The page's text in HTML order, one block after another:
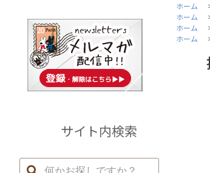
サイト内検索
ホーム
ホーム
ホーム
ホーム